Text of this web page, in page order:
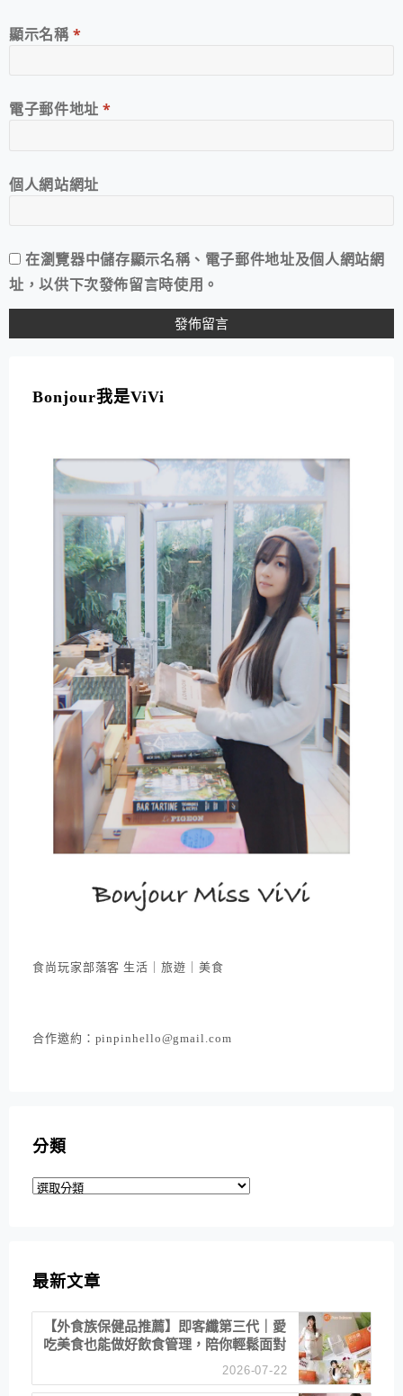
顯示名稱*
電子郵件地址*
個人網站網址
在瀏覽器中儲存顯示名稱、電子郵件地址及個人網站網
址，以供下次發佈留言時使用。
Bonjour我是ViVi
食尚玩家部落客 生活｜旅遊｜美食
合作邀約：pinpinhello@gmail.com
分類
分
最新文章
【外食族保健品推薦】即客纖第三代｜愛
吃美食也能做好飲食管理，陪你輕鬆面對
2026-07-22